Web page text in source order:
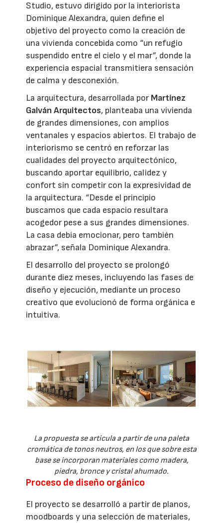
Studio, estuvo dirigido por la interiorista
Dominique Alexandra, quien define el
objetivo del proyecto como la creación de
una vivienda concebida como “un refugio
suspendido entre el cielo y el mar”, donde la
experiencia espacial transmitiera sensación
de calma y desconexión.
La arquitectura, desarrollada por Martínez
Galván Arquitectos, planteaba una vivienda
de grandes dimensiones, con amplios
ventanales y espacios abiertos. El trabajo de
interiorismo se centró en reforzar las
cualidades del proyecto arquitectónico,
buscando aportar equilibrio, calidez y
confort sin competir con la expresividad de
la arquitectura. “Desde el principio
buscamos que cada espacio resultara
acogedor pese a sus grandes dimensiones.
La casa debía emocionar, pero también
abrazar”, señala Dominique Alexandra.
El desarrollo del proyecto se prolongó
durante diez meses, incluyendo las fases de
diseño y ejecución, mediante un proceso
creativo que evolucionó de forma orgánica e
intuitiva.
La propuesta se articula a partir de una paleta
cromática de tonos neutros, en los que sobre esta
base se incorporan materiales como madera,
piedra, bronce y cristal ahumado.
Proceso de diseño orgánico
El proyecto se desarrolló a partir de planos,
moodboards y una selección de materiales,